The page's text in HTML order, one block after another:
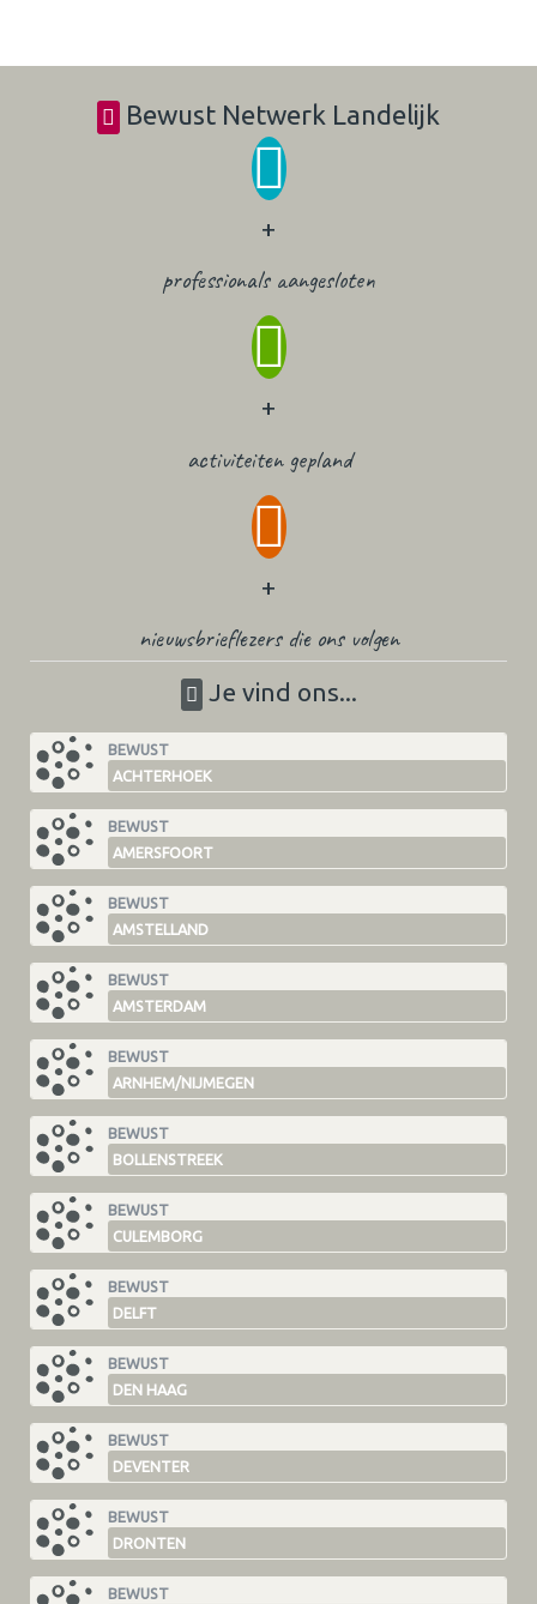
Bewust Netwerk Landelijk
+
professionals aangesloten
+
activiteiten gepland
+
nieuwsbrieflezers die ons volgen
Je vind ons...
BEWUST
ACHTERHOEK
BEWUST
AMERSFOORT
BEWUST
AMSTELLAND
BEWUST
AMSTERDAM
BEWUST
ARNHEM/NIJMEGEN
BEWUST
BOLLENSTREEK
BEWUST
CULEMBORG
BEWUST
DELFT
BEWUST
DEN HAAG
BEWUST
DEVENTER
BEWUST
DRONTEN
BEWUST